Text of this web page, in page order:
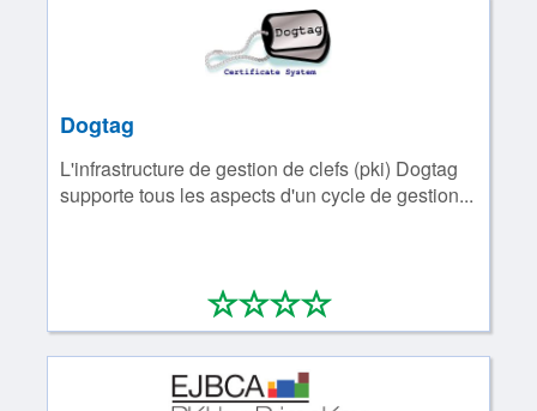
Dogtag
L'infrastructure de gestion de clefs (pki) Dogtag
supporte tous les aspects d'un cycle de gestion...
****
0/4